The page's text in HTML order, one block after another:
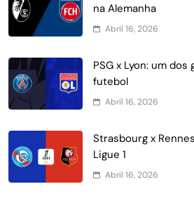
na Alemanha
Abril 16, 2026
PSG x Lyon: um
futebol
Abril 16, 2026
Strasbourg x
Ligue 1
Abril 16, 2026